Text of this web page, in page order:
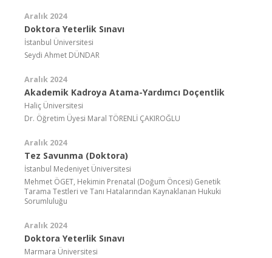
Aralık 2024
Doktora Yeterlik Sınavı
İstanbul Üniversitesi
Seydi Ahmet DÜNDAR
Aralık 2024
Akademik Kadroya Atama-Yardımcı Doçentlik
Haliç Üniversitesi
Dr. Öğretim Üyesi Maral TÖRENLİ ÇAKIROĞLU
Aralık 2024
Tez Savunma (Doktora)
İstanbul Medeniyet Üniversitesi
Mehmet ÖGET, Hekimin Prenatal (Doğum Öncesi) Genetik
Tarama Testleri ve Tanı Hatalarından Kaynaklanan Hukuki
Sorumluluğu
Aralık 2024
Doktora Yeterlik Sınavı
Marmara Üniversitesi